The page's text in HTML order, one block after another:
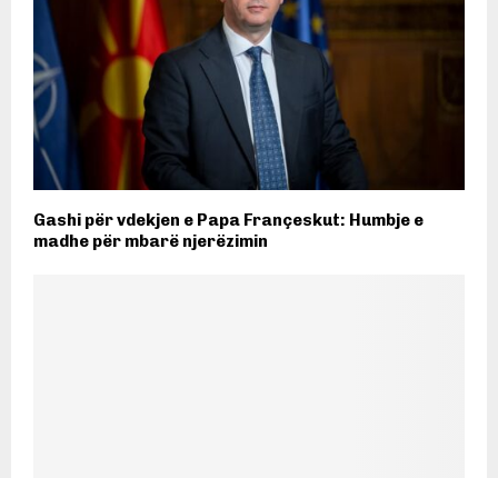
Gashi për vdekjen e Papa Françeskut: Humbje e
madhe për mbarë njerëzimin